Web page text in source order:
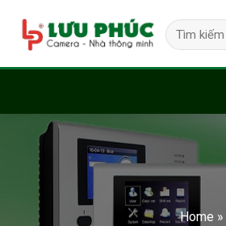
content
Tìm
kiếm:
Home »